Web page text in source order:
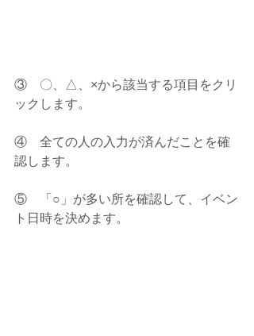
③    〇、△、×から該当する項目をクリ
ックします。
④    全ての人の入力が済んだことを確
認します。
⑤    「○」が多い所を確認して、イベン
ト日時を決めます。